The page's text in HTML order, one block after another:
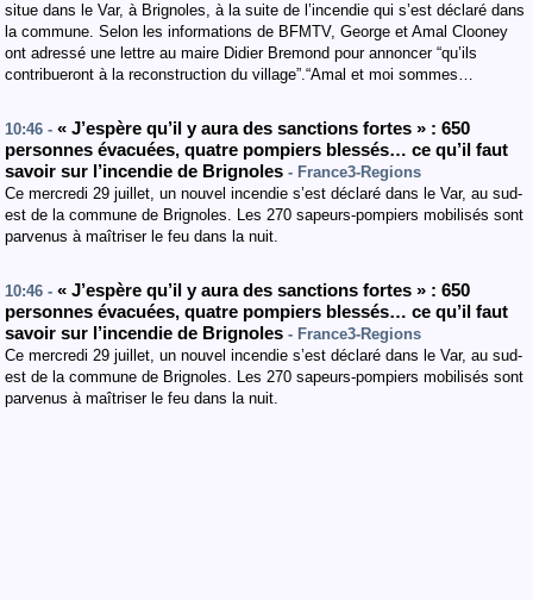
situe dans le Var, à Brignoles, à la suite de l’incendie qui s’est déclaré dans
la commune. Selon les informations de BFMTV, George et Amal Clooney
ont adressé une lettre au maire Didier Bremond pour annoncer “qu’ils
contribueront à la reconstruction du village”.“Amal et moi sommes…
10:46 - « J’espère qu’il y aura des sanctions fortes » : 650
personnes évacuées, quatre pompiers blessés… ce qu’il faut
savoir sur l’incendie de Brignoles - France3-Regions
Ce mercredi 29 juillet, un nouvel incendie s’est déclaré dans le Var, au sud-
est de la commune de Brignoles. Les 270 sapeurs-pompiers mobilisés sont
parvenus à maîtriser le feu dans la nuit.
10:46 - « J’espère qu’il y aura des sanctions fortes » : 650
personnes évacuées, quatre pompiers blessés… ce qu’il faut
savoir sur l’incendie de Brignoles - France3-Regions
Ce mercredi 29 juillet, un nouvel incendie s’est déclaré dans le Var, au sud-
est de la commune de Brignoles. Les 270 sapeurs-pompiers mobilisés sont
parvenus à maîtriser le feu dans la nuit.